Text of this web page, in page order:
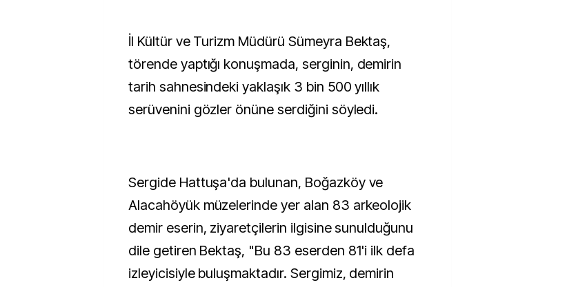
İl Kültür ve Turizm Müdürü Sümeyra Bektaş,
törende yaptığı konuşmada, serginin, demirin
tarih sahnesindeki yaklaşık 3 bin 500 yıllık
serüvenini gözler önüne serdiğini söyledi.
Sergide Hattuşa'da bulunan, Boğazköy ve
Alacahöyük müzelerinde yer alan 83 arkeolojik
demir eserin, ziyaretçilerin ilgisine sunulduğunu
dile getiren Bektaş, "Bu 83 eserden 81'i ilk defa
izleyicisiyle buluşmaktadır. Sergimiz, demirin